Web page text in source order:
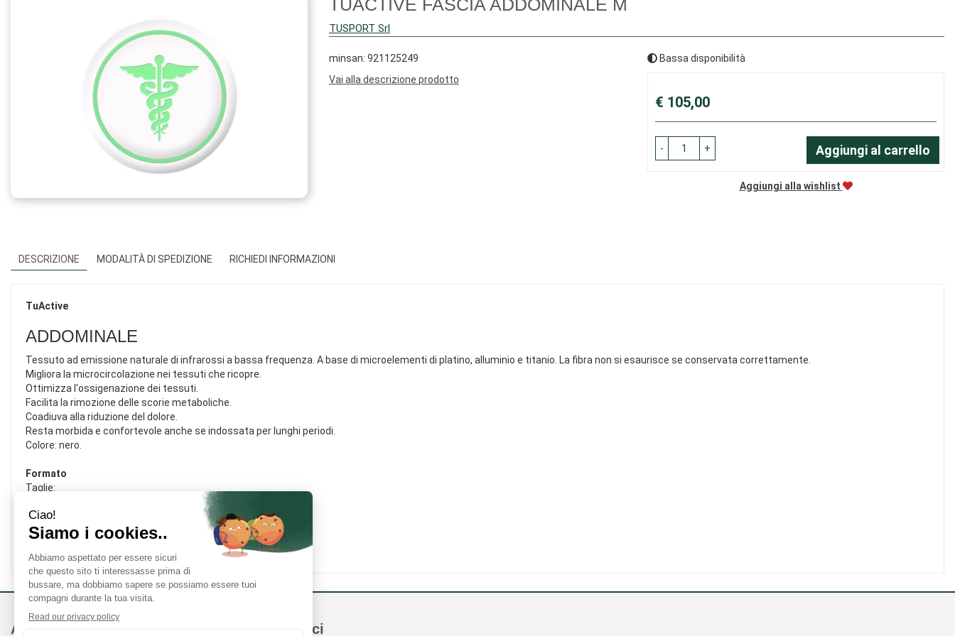
TUACTIVE FASCIA ADDOMINALE M
TUSPORT Srl
minsan: 921125249
Vai alla descrizione prodotto
Bassa disponibilità
€ 105,00
- + Aggiungi al carrello
Aggiungi alla wishlist
DESCRIZIONE MODALITÀ DI SPEDIZIONE RICHIEDI INFORMAZIONI
TuActive
ADDOMINALE
Tessuto ad emissione naturale di infrarossi a bassa frequenza. A base di microelementi di platino, alluminio e titanio. La fibra non si esaurisce se conservata correttamente.
Migliora la microcircolazione nei tessuti che ricopre.
Ottimizza l'ossigenazione dei tessuti.
Facilita la rimozione delle scorie metaboliche.
Coadiuva alla riduzione del dolore.
Resta morbida e confortevole anche se indossata per lunghi periodi.
Colore: nero.
Formato
Taglie:
• M da 72 a 80 cm (circonferenza vita).
• L da 80 a 90 cm (circonferenza vita).
Area Utente Link Veloci